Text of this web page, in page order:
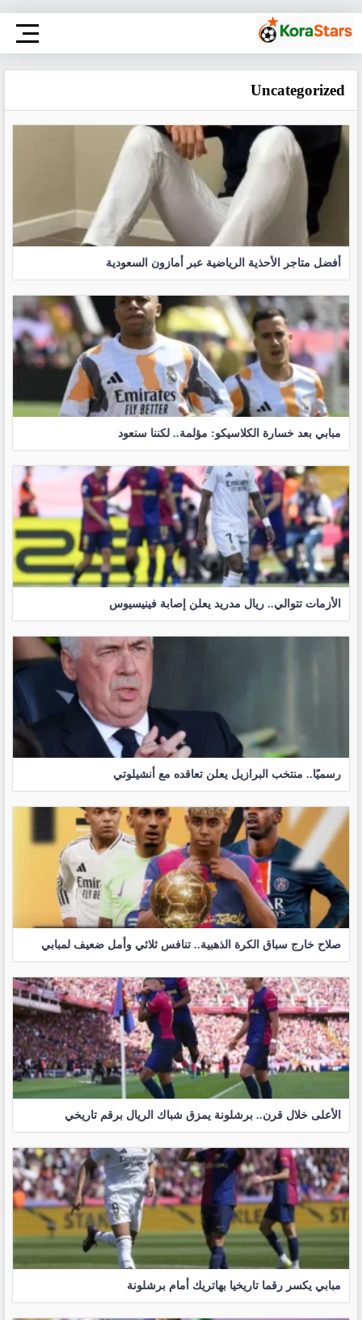
Uncategorized
أفضل متاجر الأحذية الرياضية عبر أمازون السعودية
مبابي بعد خسارة الكلاسيكو: مؤلمة.. لكننا سنعود
الأزمات تتوالي.. ريال مدريد يعلن إصابة فينيسيوس
رسميًا.. منتخب البرازيل يعلن تعاقده مع أنشيلوتي
صلاح خارج سباق الكرة الذهبية.. تنافس ثلاثي وأمل ضعيف لمبابي
الأعلى خلال قرن.. برشلونة يمزق شباك الريال برقم تاريخي
مبابي يكسر رقما تاريخيا بهاتريك أمام برشلونة